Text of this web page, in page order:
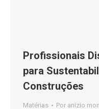
Profissionais
para
Construções
Matérias Por anizio